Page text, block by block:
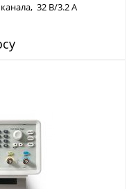
32 В/3.2 А